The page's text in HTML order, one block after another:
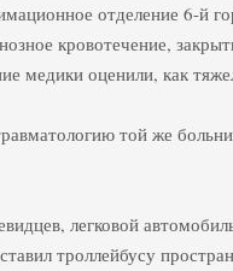
отделение 6-й
кровотечение,
медики оценили, как
той же
легковой
троллейбусу